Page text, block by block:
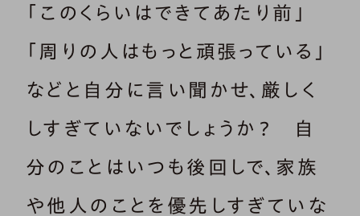
「このくらいはできてあたり前」
「周りの人はもっと頑張っている」
などと自分に言い聞かせ、厳しく
しすぎていないでしょうか？ 自
分のことはいつも後回しで、家族
や他人のことを優先しすぎていな